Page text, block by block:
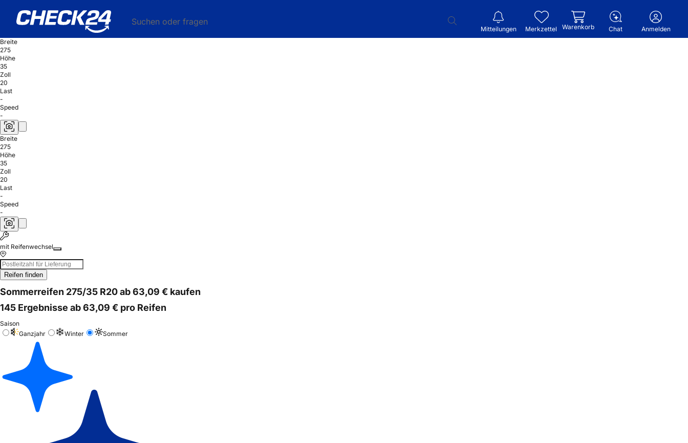
Suchen oder fragen
Mitteilungen Merkzettel Warenkorb Chat
Anmelden
Breite
275
Höhe
35
Zoll
20
Last
-
Speed
-
Breite
275
Höhe
35
Zoll
20
Last
-
Speed
-
mit Reifenwechsel
Reifen finden
Sommerreifen 275/35 R20 ab 63,09 € kaufen
145 Ergebnisse ab 63,09 € pro Reifen
Saison
Ganzjahr
Winter Sommer